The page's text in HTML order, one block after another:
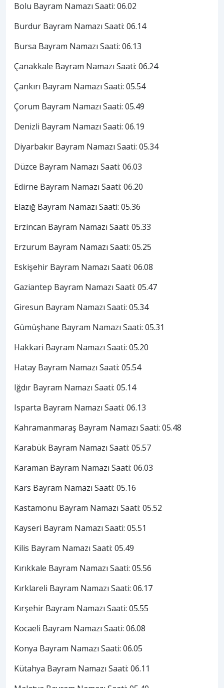
Bolu Bayram Namazı Saati: 06.02
Burdur Bayram Namazı Saati: 06.14
Bursa Bayram Namazı Saati: 06.13
Çanakkale Bayram Namazı Saati: 06.24
Çankırı Bayram Namazı Saati: 05.54
Çorum Bayram Namazı Saati: 05.49
Denizli Bayram Namazı Saati: 06.19
Diyarbakır Bayram Namazı Saati: 05.34
Düzce Bayram Namazı Saati: 06.03
Edirne Bayram Namazı Saati: 06.20
Elazığ Bayram Namazı Saati: 05.36
Erzincan Bayram Namazı Saati: 05.33
Erzurum Bayram Namazı Saati: 05.25
Eskişehir Bayram Namazı Saati: 06.08
Gaziantep Bayram Namazı Saati: 05.47
Giresun Bayram Namazı Saati: 05.34
Gümüşhane Bayram Namazı Saati: 05.31
Hakkari Bayram Namazı Saati: 05.20
Hatay Bayram Namazı Saati: 05.54
Iğdır Bayram Namazı Saati: 05.14
Isparta Bayram Namazı Saati: 06.13
Kahramanmaraş Bayram Namazı Saati: 05.48
Karabük Bayram Namazı Saati: 05.57
Karaman Bayram Namazı Saati: 06.03
Kars Bayram Namazı Saati: 05.16
Kastamonu Bayram Namazı Saati: 05.52
Kayseri Bayram Namazı Saati: 05.51
Kilis Bayram Namazı Saati: 05.49
Kırıkkale Bayram Namazı Saati: 05.56
Kırklareli Bayram Namazı Saati: 06.17
Kırşehir Bayram Namazı Saati: 05.55
Kocaeli Bayram Namazı Saati: 06.08
Konya Bayram Namazı Saati: 06.05
Kütahya Bayram Namazı Saati: 06.11